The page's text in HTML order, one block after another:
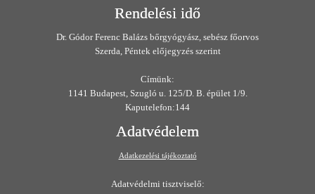
Rendelési idő
Dr. Gódor Ferenc Balázs bőrgyógyász, sebész főorvos
Szerda, Péntek előjegyzés szerint
Címünk:
1141 Budapest, Szugló u. 125/D. B. épület 1/9.
Kaputelefon:144
Adatvédelem
Adatkezelési tájékoztató
Adatvédelmi tisztviselő: